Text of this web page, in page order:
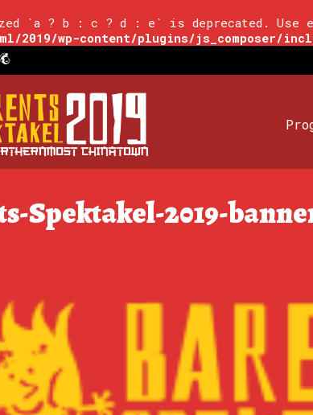
`a ? b : c ? d : e` is deprecated.
2019/wp-content/plugins/js_composer/
Spektakel-2019-